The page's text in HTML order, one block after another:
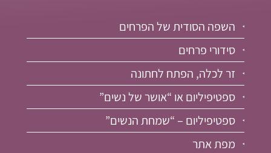
השפה הסודית של הפרחים
סידורי פרחים
זר לכלה, הפתח לחתונה
ספטיפיליום או “אושר של נשים”
ספטיפיליום – “שמחת הנשים”
מפת אתר